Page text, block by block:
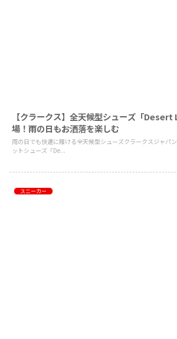
【クラークス】全天候型シューズ「
場！雨の日もお洒落を楽しむ
雨の日でも快適に履ける全天候型シューズクラークスジャパ
ットシューズ「De...
スニーカー